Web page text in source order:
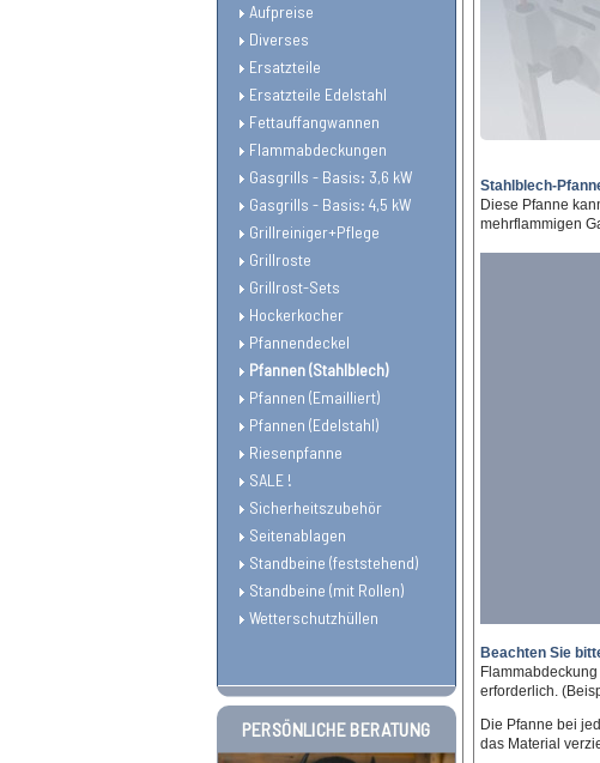
Aufpreise
Diverses
Ersatzteile
Ersatzteile Edelstahl
Fettauffangwannen
Flammabdeckungen
Gasgrills - Basis: 3,6 kW
Gasgrills - Basis: 4,5 kW
Grillreiniger+Pflege
Grillroste
Grillrost-Sets
Hockerkocher
Pfannendeckel
Pfannen (Stahlblech)
Pfannen (Emailliert)
Pfannen (Edelstahl)
Riesenpfanne
SALE !
Sicherheitszubehör
Seitenablagen
Standbeine (feststehend)
Standbeine (mit Rollen)
Wetterschutzhüllen
PERSÖNLICHE BERATUNG
Stahlblech-
Diese Pfanne
mehrflammigen
Beachten Sie
erforderlich.
Die Pfanne bei
das Material